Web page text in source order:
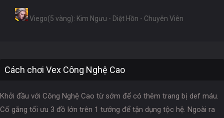
Viego(5 vàng): Kim Ngưu - Diệt Hồn - Chuyên Viên
Cách chơi Vex Công Nghệ Cao
Khởi đầu với Công Nghệ Cao từ sớm để có thêm trang bị def máu.
Cố gắng tối ưu 3 đồ lớn trên 1 tướng để tận dụng tộc hệ. Ngoài ra